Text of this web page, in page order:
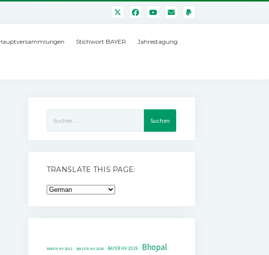
Stichwort BAYER Jahrestagung
nach:
TRANSLATE THIS PAGE:
BAYER HV 2011 BAYER HV 2018 BAYER HV 2019 Bhopal